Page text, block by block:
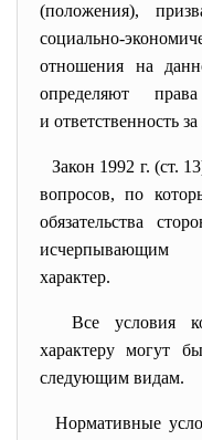
(положения),
социально-
отношения на
определяют
и ответственность
Закон 1992 г. (ст.
вопросов, по
обязательства
исчерпывающим
характер.
Все условия
характеру могут
следующим видам.
Нормативные